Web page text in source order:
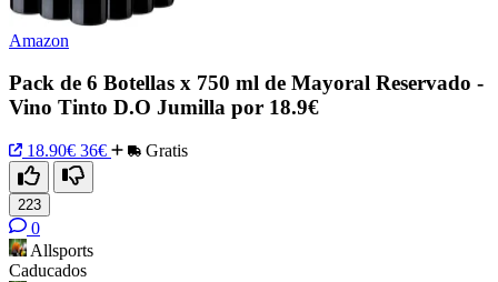
Amazon
Pack de 6 Botellas x 750 ml de Mayoral Reservado -
Vino Tinto D.O Jumilla por 18.9€
18.90€ 36€ Gratis
223
0
Allsports
Caducados